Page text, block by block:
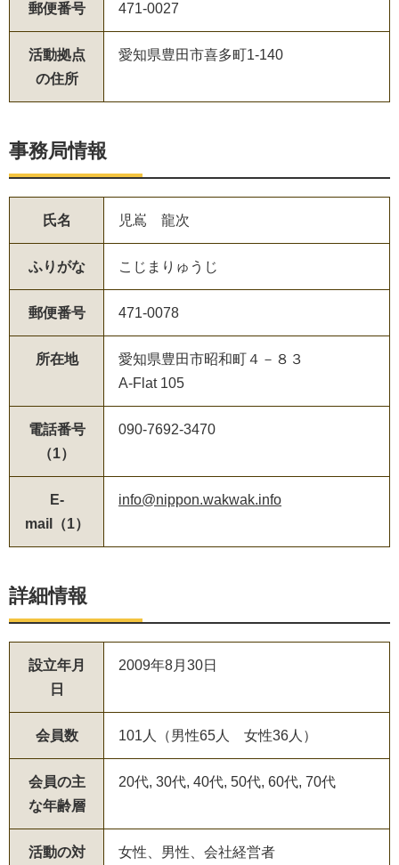
郵便番号 471-0027
活動拠点
の住所
愛知県豊田市喜多町1-140
事務局情報
氏名 児嶌 龍次
ふりがな こじまりゅうじ
郵便番号 471-0078
所在地
愛知県豊田市昭和町４－８３
A-Flat 105
電話番号
（1）
090-7692-3470
E-
mail（1）
info@nippon.wakwak.info
詳細情報
設立年月
日
2009年8月30日
会員数 101人（男性65人 女性36人）
会員の主
な年齢層
20代, 30代, 40代, 50代, 60代, 70代
活動の対
女性、男性、会社経営者